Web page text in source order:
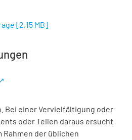
[2,15 MB]
Bei einer Vervielfältigung oder
oder Teilen daraus ersucht
Rahmen der üblichen